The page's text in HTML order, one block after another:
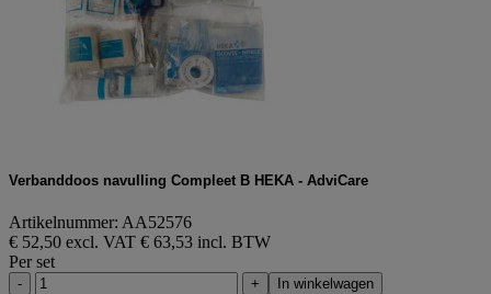
Verbanddoos navulling Compleet B HEKA - AdviCare
Artikelnummer: AA52576
€ 52,50 excl. VAT € 63,53 incl. BTW
Per set
- + In winkelwagen